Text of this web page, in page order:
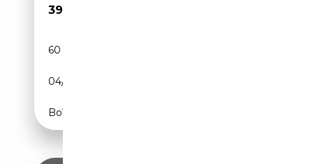
39 900€
60 000 km
04/2022
Boîte automatique